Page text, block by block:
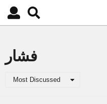
فشار
Most Discussed